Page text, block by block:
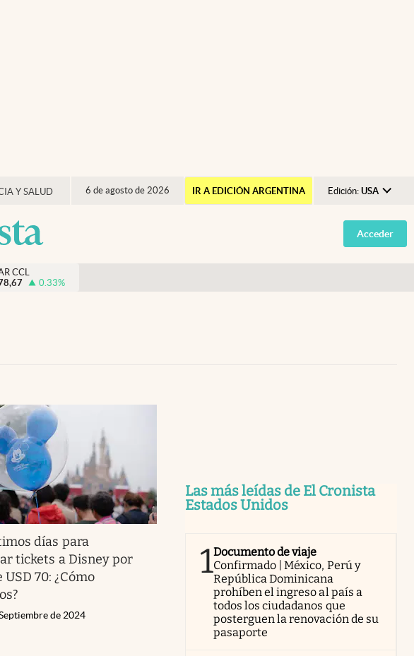
Y SALUD 6 de agosto de 2026 IR A EDICIÓN ARGENTINA Edición: USA
Argentina
España
Acceder
CCL
0.33%
días para
tickets a Disney por
70: ¿Cómo
de 2024
Las más leídas de El Cronista
Estados Unidos
1Documento de viaje
Confirmado | México, Perú y
República Dominicana
prohíben el ingreso al país a
todos los ciudadanos que
posterguen la renovación de su
pasaporte